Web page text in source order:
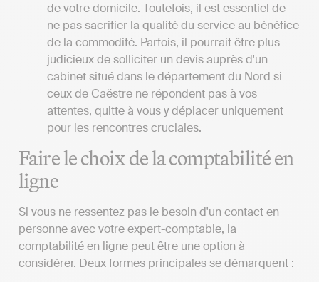
de votre domicile. Toutefois, il est essentiel de
ne pas sacrifier la qualité du service au bénéfice
de la commodité. Parfois, il pourrait être plus
judicieux de solliciter un devis auprès d'un
cabinet situé dans le département du Nord si
ceux de Caëstre ne répondent pas à vos
attentes, quitte à vous y déplacer uniquement
pour les rencontres cruciales.
Faire le choix de la comptabilité en
ligne
Si vous ne ressentez pas le besoin d'un contact en
personne avec votre expert-comptable, la
comptabilité en ligne peut être une option à
considérer. Deux formes principales se démarquent :